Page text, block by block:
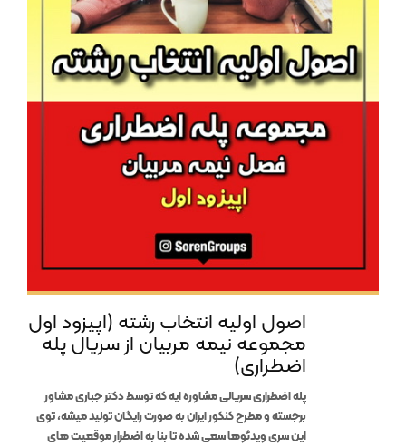
اصول اولیه انتخاب رشته (اپیزود اول
مجموعه نیمه مربیان از سریال پله
اضطراری)
پله اضطراری سریالی مشاوره ایه که توسط دکتر جباری مشاور
برجسته و مطرح کنکور ایران به صورت رایگان تولید میشه، توی
این سری ویدئوها سعی شده تا بنا به اضطرار موقعیت های